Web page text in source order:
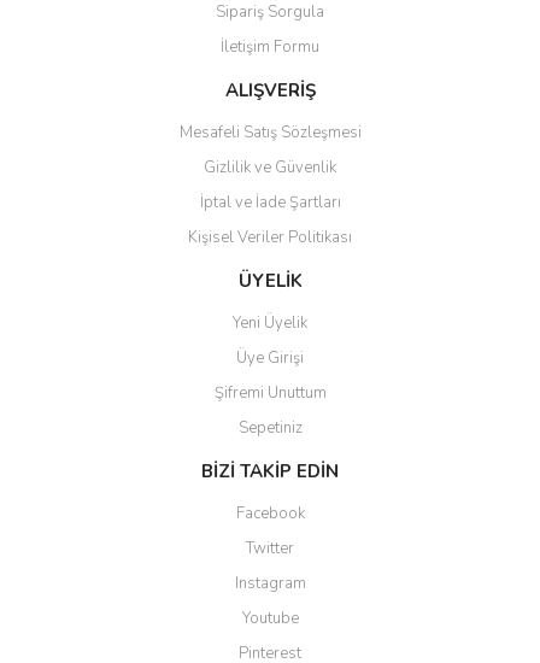
Sipariş Sorgula
İletişim Formu
ALIŞVERİŞ
Mesafeli Satış Sözleşmesi
Gizlilik ve Güvenlik
İptal ve İade Şartları
Kişisel Veriler Politikası
ÜYELİK
Yeni Üyelik
Üye Girişi
Şifremi Unuttum
Sepetiniz
BİZİ TAKİP EDİN
Facebook
Twitter
Instagram
Youtube
Pinterest